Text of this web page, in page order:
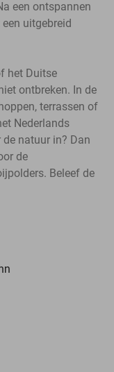
een ontspannen
uitgebreid
het Duitse
ontbreken. In de
terrassen of
Nederlands
natuur in? Dan
de
Beleef de